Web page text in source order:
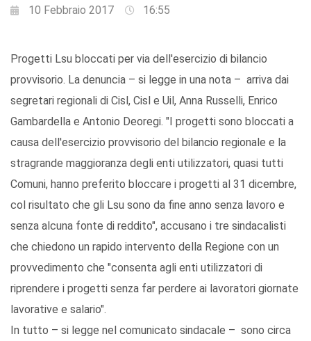
10 Febbraio 2017 16:55
Progetti Lsu bloccati per via dell'esercizio di bilancio
provvisorio. La denuncia – si legge in una nota – arriva dai
segretari regionali di Cisl, Cisl e Uil, Anna Russelli, Enrico
Gambardella e Antonio Deoregi. "I progetti sono bloccati a
causa dell'esercizio provvisorio del bilancio regionale e la
stragrande maggioranza degli enti utilizzatori, quasi tutti
Comuni, hanno preferito bloccare i progetti al 31 dicembre,
col risultato che gli Lsu sono da fine anno senza lavoro e
senza alcuna fonte di reddito", accusano i tre sindacalisti
che chiedono un rapido intervento della Regione con un
provvedimento che "consenta agli enti utilizzatori di
riprendere i progetti senza far perdere ai lavoratori giornate
lavorative e salario".
In tutto – si legge nel comunicato sindacale – sono circa